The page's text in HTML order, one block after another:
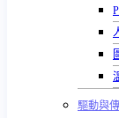
驅動與